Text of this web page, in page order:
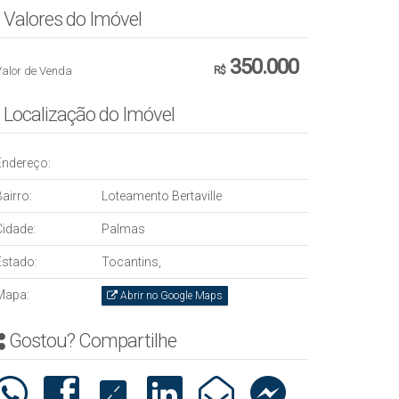
Valores do Imóvel
R$350.000
de Venda
Localização do Imóvel
Loteamento Bertaville
Palmas
Tocantins,
Abrir no Google Maps
Gostou? Compartilhe